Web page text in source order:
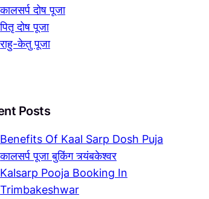
कालसर्प दोष पूजा
पितृ दोष पूजा
राहु-केतु पूजा
Posts
Benefits Of Kaal Sarp Dosh Puja
कालसर्प पूजा बुकिंग त्र्यंबकेश्वर
Kalsarp Pooja Booking In
Trimbakeshwar